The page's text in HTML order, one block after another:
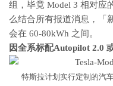
组，毕竟 Model 3 相对应
么结合所有报道消息，「
会在 60-80kWh 之间。
因全系标配Autopilot 2.0
特斯拉计划实行定制的汽